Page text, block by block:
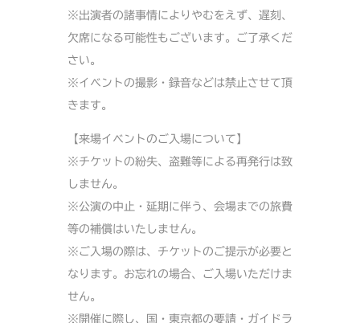
※出演者の諸事情によりやむをえず、遅刻、
欠席になる可能性もございます。ご了承くだ
さい。
※イベントの撮影・録音などは禁止させて頂
きます。
【来場イベントのご入場について】
※チケットの紛失、盗難等による再発行は致
しません。
※公演の中止・延期に伴う、会場までの旅費
等の補償はいたしません。
※ご入場の際は、チケットのご提示が必要と
なります。お忘れの場合、ご入場いただけま
せん。
※開催に際し、国・東京都の要請・ガイドラ